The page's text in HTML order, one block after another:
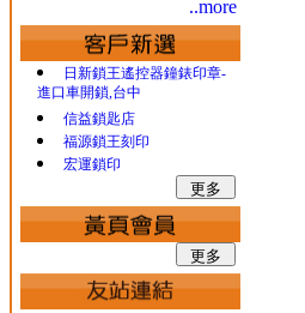
..more
日新鎖王遙控器鐘錶印章-
進口車開鎖,台中
信益鎖匙店
福源鎖王刻印
宏運鎖印